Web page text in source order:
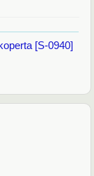
[S-0940]